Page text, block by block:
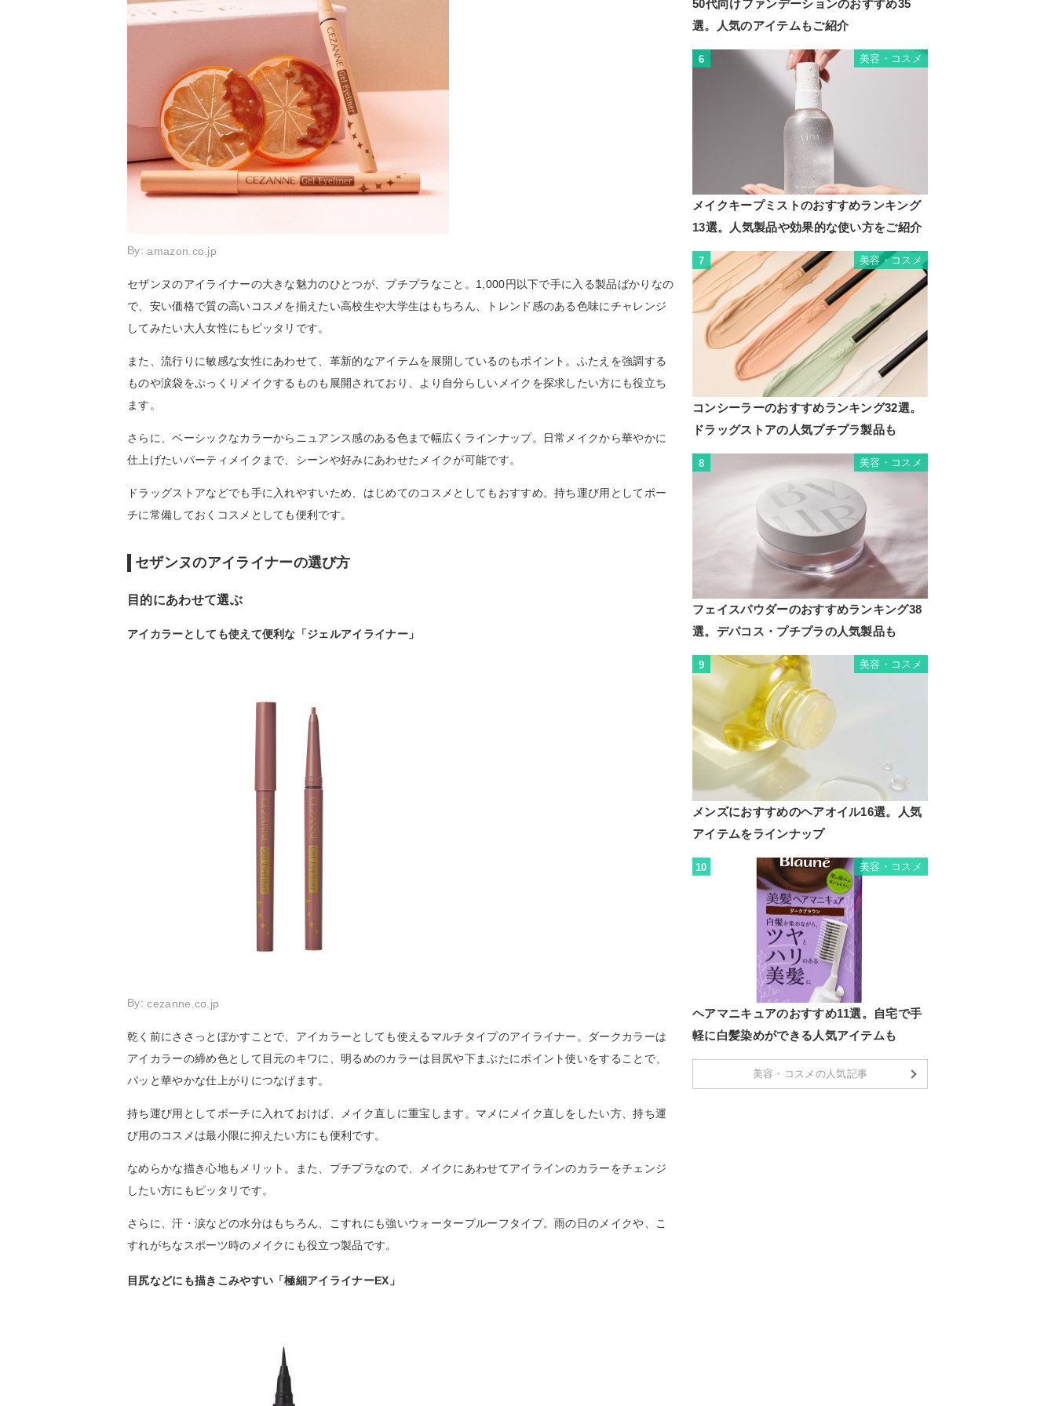
By:amazon.co.jp
セザンヌのアイライナーの大きな魅力のひとつが、プチプラなこと。1,000円以下で手に入る製品ばかりなの
で、安い価格で質の高いコスメを揃えたい高校生や大学生はもちろん、トレンド感のある色味にチャレンジ
してみたい大人女性にもピッタリです。
また、流行りに敏感な女性にあわせて、革新的なアイテムを展開しているのもポイント。ふたえを強調する
ものや涙袋をぷっくりメイクするものも展開されており、より自分らしいメイクを探求したい方にも役立ち
ます。
さらに、ベーシックなカラーからニュアンス感のある色まで幅広くラインナップ。日常メイクから華やかに
仕上げたいパーティメイクまで、シーンや好みにあわせたメイクが可能です。
ドラッグストアなどでも手に入れやすいため、はじめてのコスメとしてもおすすめ。持ち運び用としてポー
チに常備しておくコスメとしても便利です。
セザンヌのアイライナーの選び方
目的にあわせて選ぶ
アイカラーとしても使えて便利な「ジェルアイライナー」
By:cezanne.co.jp
乾く前にささっとぼかすことで、アイカラーとしても使えるマルチタイプのアイライナー。ダークカラーは
アイカラーの締め色として目元のキワに、明るめのカラーは目尻や下まぶたにポイント使いをすることで、
パッと華やかな仕上がりにつなげます。
持ち運び用としてポーチに入れておけば、メイク直しに重宝します。マメにメイク直しをしたい方、持ち運
び用のコスメは最小限に抑えたい方にも便利です。
なめらかな描き心地もメリット。また、プチプラなので、メイクにあわせてアイラインのカラーをチェンジ
したい方にもピッタリです。
さらに、汗・涙などの水分はもちろん、こすれにも強いウォータープルーフタイプ。雨の日のメイクや、こ
すれがちなスポーツ時のメイクにも役立つ製品です。
目尻などにも描きこみやすい「極細アイライナーEX」
50代向けファンデーションのおすすめ35
選。人気のアイテムもご紹介
6 美容・コスメ
メイクキープミストのおすすめランキング
13選。人気製品や効果的な使い方をご紹介
7 美容・コスメ
コンシーラーのおすすめランキング32選。
ドラッグストアの人気プチプラ製品も
8 美容・コスメ
フェイスパウダーのおすすめランキング38
選。デパコス・プチプラの人気製品も
9 美容・コスメ
メンズにおすすめのヘアオイル16選。人気
アイテムをラインナップ
10 美容・コスメ
ヘアマニキュアのおすすめ11選。自宅で手
軽に白髪染めができる人気アイテムも
美容・コスメの人気記事